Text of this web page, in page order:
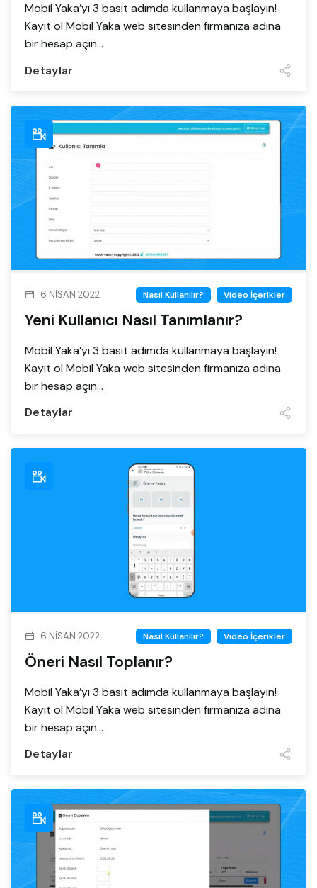
Mobil Yaka’yı 3 basit adımda kullanmaya başlayın!
Kayıt ol Mobil Yaka web sitesinden firmanıza adına
bir hesap açın...
Detaylar
6 NISAN 2022 Nasıl Kullanılır? Video İçerikler
Yeni Kullanıcı Nasıl Tanımlanır?
Mobil Yaka’yı 3 basit adımda kullanmaya başlayın!
Kayıt ol Mobil Yaka web sitesinden firmanıza adına
bir hesap açın...
Detaylar
6 NISAN 2022 Nasıl Kullanılır? Video İçerikler
Öneri Nasıl Toplanır?
Mobil Yaka’yı 3 basit adımda kullanmaya başlayın!
Kayıt ol Mobil Yaka web sitesinden firmanıza adına
bir hesap açın...
Detaylar